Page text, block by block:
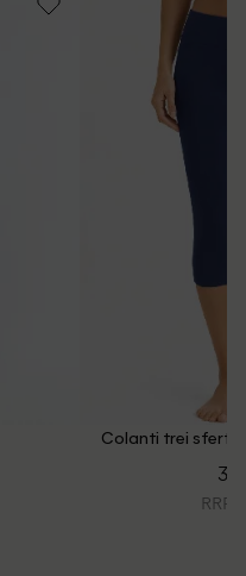
Colanti trei
RRP: